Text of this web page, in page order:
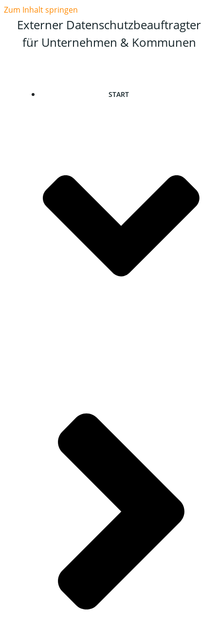
Zum Inhalt springen
Externer Datenschutzbeauftragter
für Unternehmen & Kommunen
START